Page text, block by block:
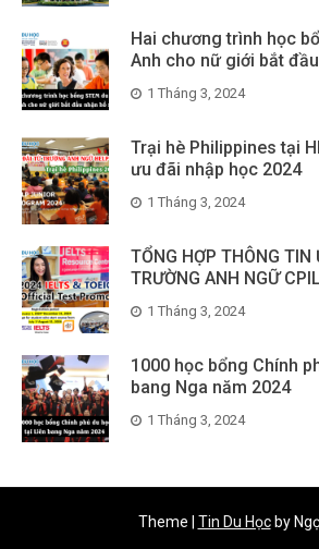
Hai chương trình học
Anh cho nữ giới bắt
1 Tháng 3, 2024
Trại hè Philippines tại
ưu đãi nhập học 2024
1 Tháng 3, 2024
TỔNG HỢP THÔNG
TRƯỜNG ANH NGỮ
1 Tháng 3, 2024
1000 học bổng Chính
bang Nga năm 2024
1 Tháng 3, 2024
Theme Tin Du Họcby